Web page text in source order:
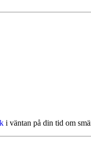
i väntan på din tid om